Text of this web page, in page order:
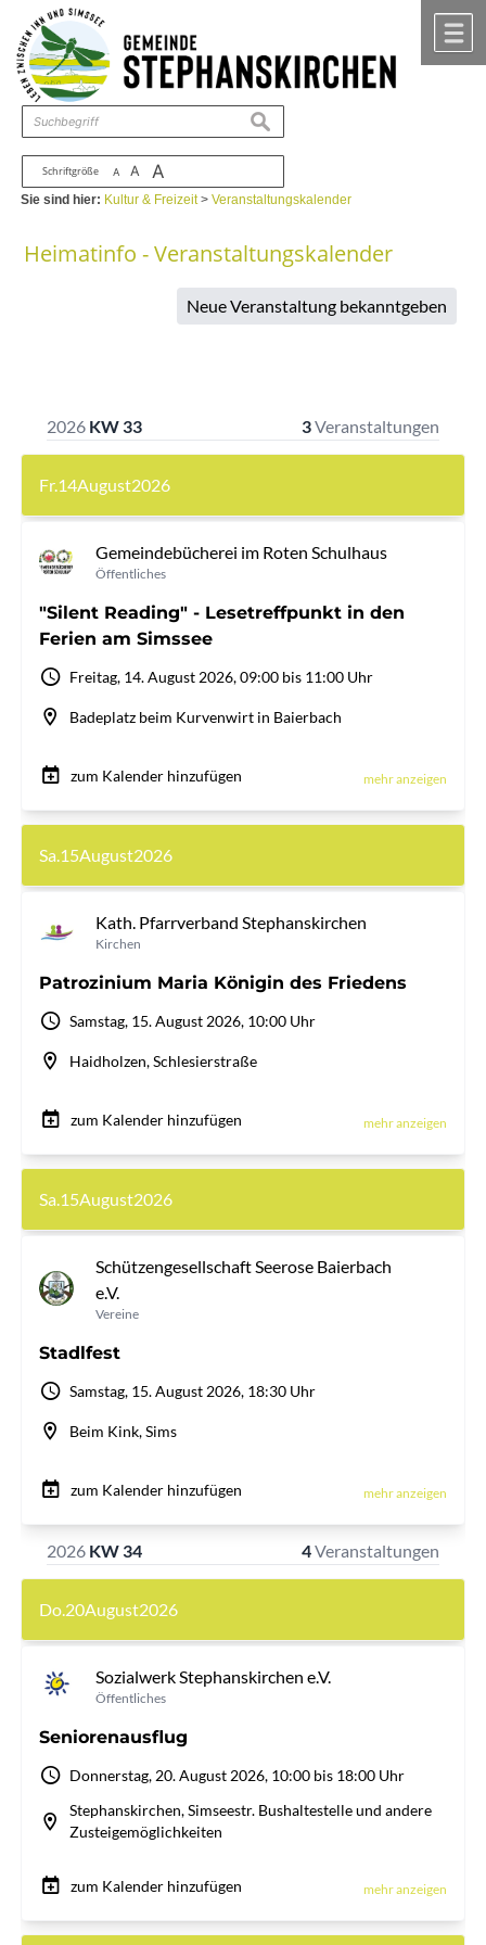
Zum Inhalt ,zur Navigation
Schriftgröße A A A
suchen
Sie sind hier: Kultur & Freizeit>Veranstaltungskalender
Heimatinfo - Veranstaltungskalender